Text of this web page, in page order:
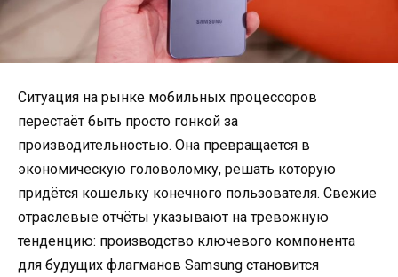
Ситуация на рынке мобильных процессоров
перестаёт быть просто гонкой за
производительностью. Она превращается в
экономическую головоломку, решать которую
придётся кошельку конечного пользователя. Свежие
отраслевые отчёты указывают на тревожную
тенденцию: производство ключевого компонента
для будущих флагманов Samsung становится